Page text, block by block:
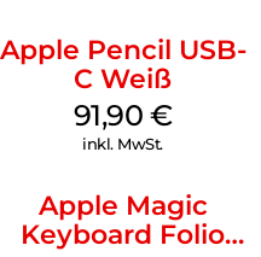
Apple Pencil USB-
C Weiß
91,90 €
inkl. MwSt.
Apple Magic
Keyboard Folio